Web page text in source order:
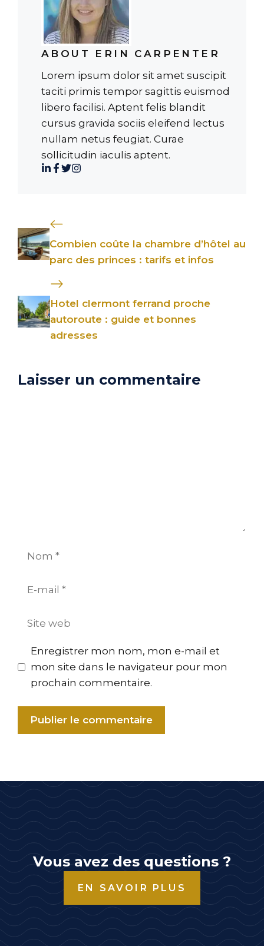
ABOUT ERIN CARPENTER
Lorem ipsum dolor sit amet suscipit
taciti primis tempor sagittis euismod
libero facilisi. Aptent felis blandit
cursus gravida sociis eleifend lectus
nullam netus feugiat. Curae
sollicitudin iaculis aptent.
Combien coûte la chambre d’hôtel au
parc des princes : tarifs et infos
Hotel clermont ferrand proche
autoroute : guide et bonnes
adresses
Laisser un commentaire
Nom
Site
Enregistrer mon nom, mon e-mail et
mon site dans le navigateur pour mon
prochain commentaire.
Vous avez des questions ?
EN SAVOIR PLUS